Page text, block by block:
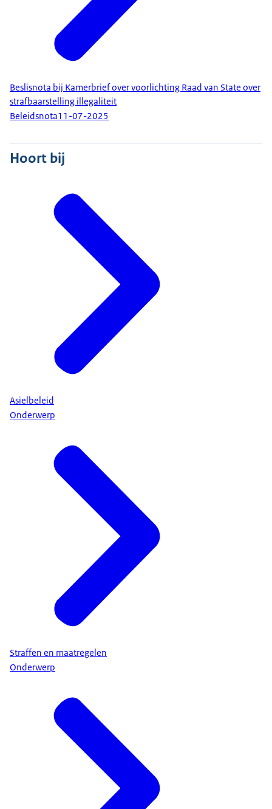
Beslisnota bij Kamerbrief over voorlichting Raad van State over
strafbaarstelling illegaliteit
Beleidsnota11-07-2025
Hoort bij
Asielbeleid
Onderwerp
Straffen en maatregelen
Onderwerp